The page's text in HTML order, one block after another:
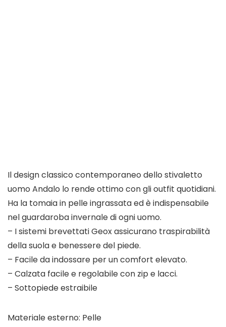
Il design classico contemporaneo dello stivaletto
uomo Andalo lo rende ottimo con gli outfit quotidiani.
Ha la tomaia in pelle ingrassata ed è indispensabile
nel guardaroba invernale di ogni uomo.
– I sistemi brevettati Geox assicurano traspirabilità
della suola e benessere del piede.
– Facile da indossare per un comfort elevato.
– Calzata facile e regolabile con zip e lacci.
– Sottopiede estraibile
Materiale esterno: Pelle